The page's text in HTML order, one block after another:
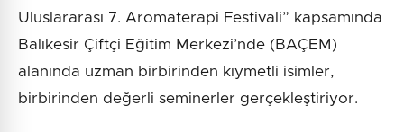
Uluslararası 7. Aromaterapi Festivali” kapsamında
Balıkesir Çiftçi Eğitim Merkezi’nde (BAÇEM)
alanında uzman birbirinden kıymetli isimler,
birbirinden değerli seminerler gerçekleştiriyor.